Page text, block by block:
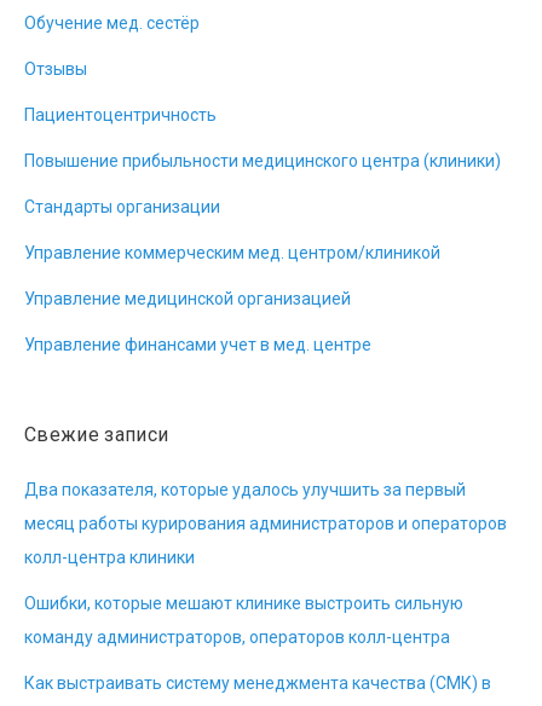
Обучение мед. сестёр
Отзывы
Пациентоцентричность
Повышение прибыльности медицинского центра (клиники)
Стандарты организации
Управление коммерческим мед. центром/клиникой
Управление медицинской организацией
Управление финансами учет в мед. центре
Свежие записи
Два показателя, которые удалось улучшить за первый
месяц работы курирования администраторов и операторов
колл-центра клиники
Ошибки, которые мешают клинике выстроить сильную
команду администраторов, операторов колл-центра
Как выстраивать систему менеджмента качества (СМК) в